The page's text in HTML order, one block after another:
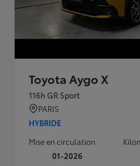
Toyota Aygo X
116h GR Sport
PARIS
HYBRIDE
Mise en circulation
01-2026